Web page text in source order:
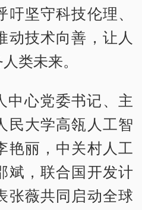
坚守科技伦理、
动技术向善，让人
类未来。
中心党委书记、主
民大学高瓴人工智
艳丽，中关村人工
斌，联合国开发计
张薇共同启动全球